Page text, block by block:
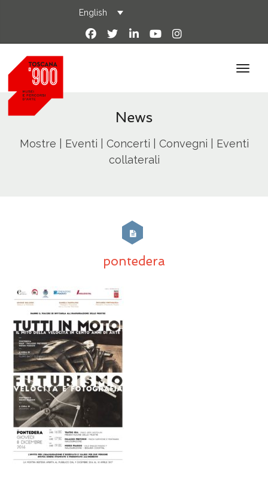
English
News
Mostre | Eventi | Concerti | Convegni | Eventi
collaterali
pontedera